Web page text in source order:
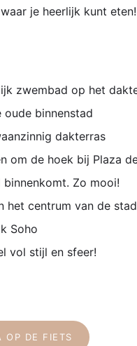
je heerlijk kunt eten!
zwembad op het
binnenstad
dakterras
om de hoek bij Plaza
Zo mooi!
het centrum van de stad
Soho
vol stijl en sfeer!
OP DE FIETS